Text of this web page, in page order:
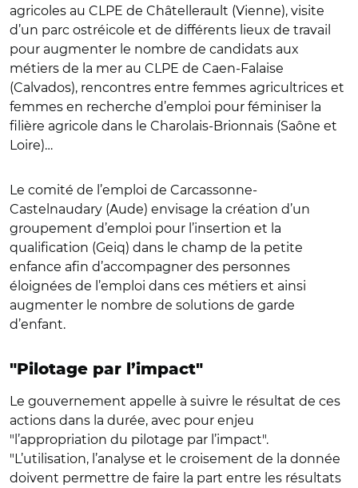
agricoles au CLPE de Châtellerault (Vienne), visite
d’un parc ostréicole et de différents lieux de travail
pour augmenter le nombre de candidats aux
métiers de la mer au CLPE de Caen-Falaise
(Calvados), rencontres entre femmes agricultrices et
femmes en recherche d’emploi pour féminiser la
filière agricole dans le Charolais-Brionnais (Saône et
Loire)…
Le comité de l’emploi de Carcassonne-
Castelnaudary (Aude) envisage la création d’un
groupement d’emploi pour l’insertion et la
qualification (Geiq) dans le champ de la petite
enfance afin d’accompagner des personnes
éloignées de l’emploi dans ces métiers et ainsi
augmenter le nombre de solutions de garde
d’enfant.
"Pilotage par l’impact"
Le gouvernement appelle à suivre le résultat de ces
actions dans la durée, avec pour enjeu
"l’appropriation du pilotage par l’impact".
"L’utilisation, l’analyse et le croisement de la donnée
doivent permettre de faire la part entre les résultats